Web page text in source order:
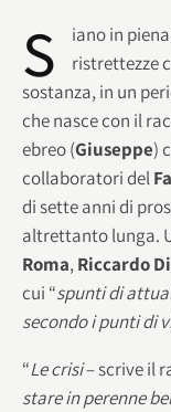
S
iano in
ristrettezze
sostanza, in un
che nasce con il
ebreo (Giuseppe)
collaboratori del
di sette anni di
altrettanto lunga.
Roma,Riccardo
cui “spunti di
secondo i punti di
“Le crisi– scrive il
stare in perenne